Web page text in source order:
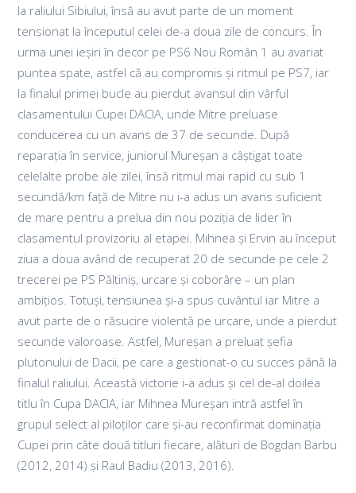
la raliului Sibiului, însă au avut parte de un moment
tensionat la începutul celei de-a doua zile de concurs. În
urma unei ieșiri în decor pe PS6 Nou Român 1 au avariat
puntea spate, astfel că au compromis și ritmul pe PS7, iar
la finalul primei bucle au pierdut avansul din vârful
clasamentului Cupei DACIA, unde Mitre preluase
conducerea cu un avans de 37 de secunde. După
reparația în service, juniorul Mureșan a câștigat toate
celelalte probe ale zilei, însă ritmul mai rapid cu sub 1
secundă/km față de Mitre nu i-a adus un avans suficient
de mare pentru a prelua din nou poziția de lider în
clasamentul provizoriu al etapei. Mihnea și Ervin au început
ziua a doua având de recuperat 20 de secunde pe cele 2
trecerei pe PS Păltiniș, urcare și coborâre – un plan
ambițios. Totuși, tensiunea și-a spus cuvântul iar Mitre a
avut parte de o răsucire violentă pe urcare, unde a pierdut
secunde valoroase. Astfel, Mureșan a preluat șefia
plutonului de Dacii, pe care a gestionat-o cu succes până la
finalul raliului. Această victorie i-a adus și cel de-al doilea
titlu în Cupa DACIA, iar Mihnea Mureșan intră astfel în
grupul select al piloților care și-au reconfirmat dominația
Cupei prin câte două titluri fiecare, alături de Bogdan Barbu
(2012, 2014) și Raul Badiu (2013, 2016).